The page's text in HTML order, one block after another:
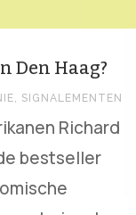
Den Haag?
, SIGNALEMENTEN
Richard
bestseller